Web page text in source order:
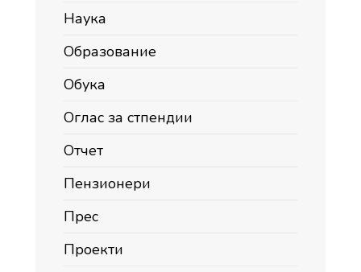
Наука
Образование
Обука
Оглас за стпендии
Отчет
Пензионери
Прес
Проекти